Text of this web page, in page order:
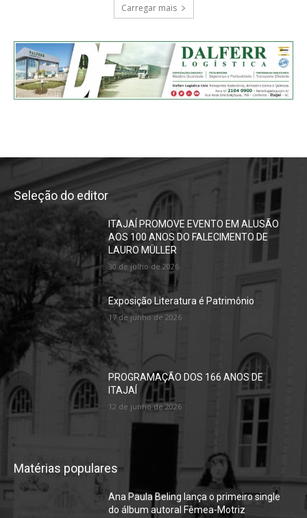
Carregar mais
Seleção do editor
ITAJAÍ PROMOVE EVENTO EM ALUSÃO
AOS 100 ANOS DO FALECIMENTO DE
LAURO MÜLLER
30 de julho de 2026
Exposição Literatura é Patrimônio
17 de junho de 2026
PROGRAMAÇÃO DOS 166 ANOS DE
ITAJAÍ
12 de junho de 2026
Matérias populares
Ana Paula Beling lança o primeiro single
do álbum autoral Fêmea-Motriz